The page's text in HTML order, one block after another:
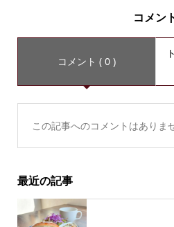
コメン
コメント ( 0 )
この記事へのコメントはありま
最近の記事